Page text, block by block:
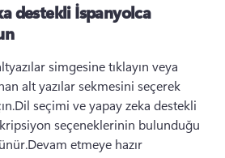
destekli İspanyolca
simgesine tıklayın veya
alt yazılar sekmesini seçerek
Dil seçimi ve yapay zeka destekli
seçeneklerinin bulunduğu
Devam etmeye hazır